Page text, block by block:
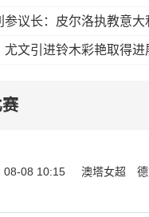
参议长：皮尔洛执教意
尤文引进铃木彩艳取得
08-08 10:15 澳塔女超